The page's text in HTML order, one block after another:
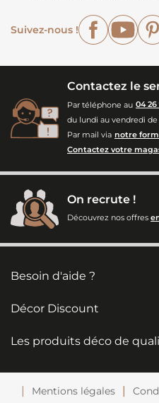
Suivez-nous !
Contactez le
Par téléphone au 04 26
du lundi au vendredi de
Par mail via notre
Contactez votre
On recrute !
Découvrez nos offres
Besoin d'aide ?
Décor Discount
Les produits déco de
Mentions légales